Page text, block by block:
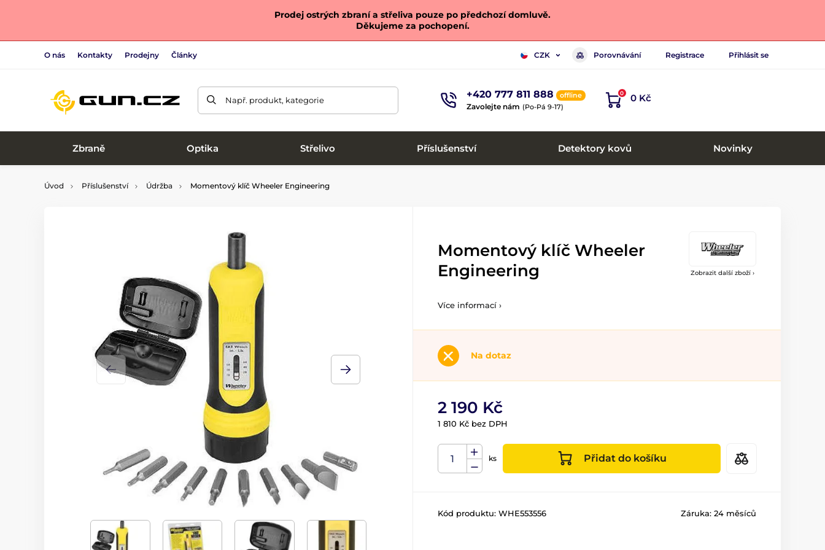
Prodej ostrých zbraní a střeliva pouze po předchozí domluvě.
Děkujeme za pochopení.
O nás Kontakty Prodejny Články CZK Porovnávání Registrace Přihlásit se
Např. produkt, kategorie +420 777 811 888 offline
Zavolejte nám (Po-Pá 9-17)
0 0 Kč
Zbraně Optika Střelivo Příslušenství Detektory kovů Novinky
Úvod Příslušenství Údržba Momentový klíč Wheeler Engineering
Zobrazit další zboží ›
Momentový klíč Wheeler
Engineering
Více informací ›
Na dotaz
2 190 Kč
1 810 Kč bez DPH
ks Přidat do košíku
Kód produktu: WHE553556 Záruka: 24 měsíců